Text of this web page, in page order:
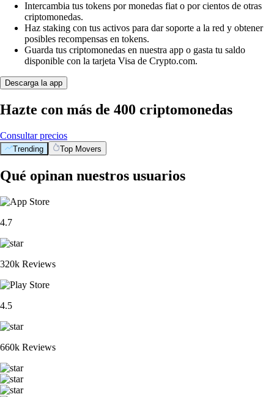
Intercambia tus tokens por monedas fiat o por cientos de otras
criptomonedas.
Haz staking con tus activos para dar soporte a la red y obtener
posibles recompensas en tokens.
Guarda tus criptomonedas en nuestra app o gasta tu saldo
disponible con la tarjeta Visa de Crypto.com.
Descarga la app
Hazte con más de 400 criptomonedas
Consultar precios
Trending Top Movers
Qué opinan nuestros usuarios
4.7
320k Reviews
4.5
660k Reviews